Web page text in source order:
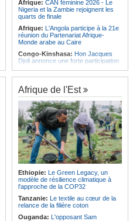
Afrique: CAN féminine 2026 - Le
Nigeria et la Zambie rejoignent les
quarts de finale
Afrique: L'Angola participe à la 21e
réunion du Partenariat Afrique-
Monde arabe au Caire
Congo-Kinshasa: Hon Jacques
Djoli annonce une forte participation
Angola:Le paiement échelonné
des services touristiques démarre
ce jeudi
Angola:Jiu-jitsu - Le pays
décroche une troisième médaille à
Abou Dabi
Afrique:Ju-Jitsu - La délégation
angolaise reçue par l'ambassadeur
d'Angola aux Émirats arabes unis
Angola:Une expédition automobile
favorise le tourisme à Humpata
Angola:La WAS-AC souhaite
collaborer avec le pays pour
stimuler l'aquaculture
Afrique de l'Est
Ethiopie: Le Green Legacy, un
modèle de résilience climatique à
l'approche de la COP32
Tanzanie: Le textile au cœur de la
relance de la filière coton
Ouganda: L'opposant Sam